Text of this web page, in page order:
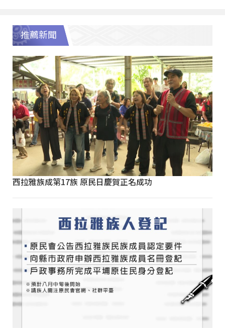
推薦新聞
西拉雅族成第17族 原民日慶賀正名成功